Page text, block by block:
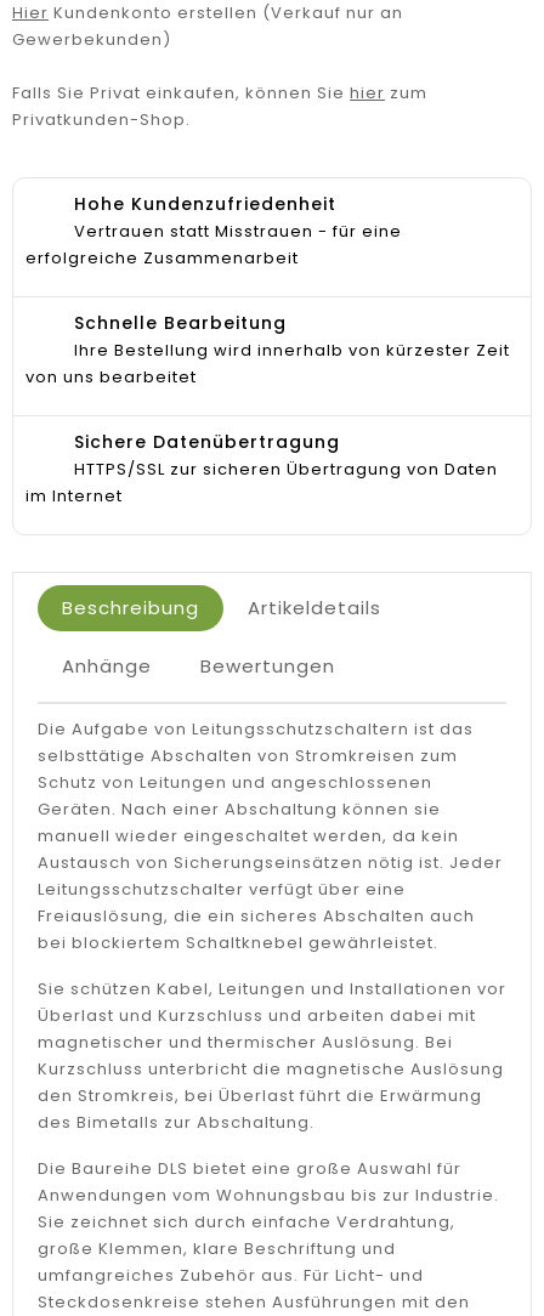
Hier Kundenkonto erstellen (Verkauf nur an
Gewerbekunden)
Falls Sie Privat einkaufen, können Sie hier zum
Privatkunden-Shop.
Hohe Kundenzufriedenheit
Vertrauen statt Misstrauen - für eine
erfolgreiche Zusammenarbeit
Schnelle Bearbeitung
Ihre Bestellung wird innerhalb von kürzester Zeit
von uns bearbeitet
Sichere Datenübertragung
HTTPS/SSL zur sicheren Übertragung von Daten
im Internet
Beschreibung Artikeldetails
Anhänge Bewertungen
Die Aufgabe von Leitungsschutzschaltern ist das
selbsttätige Abschalten von Stromkreisen zum
Schutz von Leitungen und angeschlossenen
Geräten. Nach einer Abschaltung können sie
manuell wieder eingeschaltet werden, da kein
Austausch von Sicherungseinsätzen nötig ist. Jeder
Leitungsschutzschalter verfügt über eine
Freiauslösung, die ein sicheres Abschalten auch
bei blockiertem Schaltknebel gewährleistet.
Sie schützen Kabel, Leitungen und Installationen vor
Überlast und Kurzschluss und arbeiten dabei mit
magnetischer und thermischer Auslösung. Bei
Kurzschluss unterbricht die magnetische Auslösung
den Stromkreis, bei Überlast führt die Erwärmung
des Bimetalls zur Abschaltung.
Die Baureihe DLS bietet eine große Auswahl für
Anwendungen vom Wohnungsbau bis zur Industrie.
Sie zeichnet sich durch einfache Verdrahtung,
große Klemmen, klare Beschriftung und
umfangreiches Zubehör aus. Für Licht- und
Steckdosenkreise stehen Ausführungen mit den